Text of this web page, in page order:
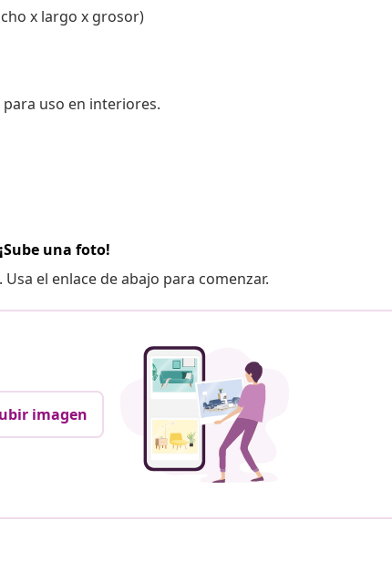
x largo x grosor)
uso en interiores.
una foto!
el enlace de abajo para comenzar.
imagen